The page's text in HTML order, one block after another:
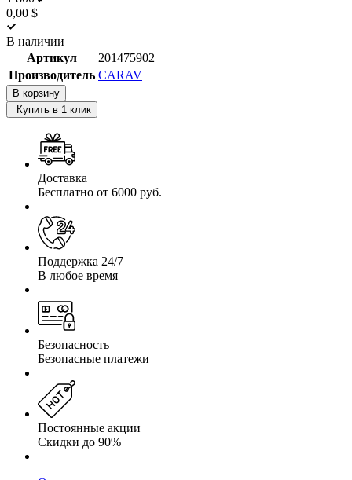
0,00 $
В наличии
Артикул
201475902
Производитель CARAV
В корзину
Купить в 1 клик
Доставка
Бесплатно от 6000 руб.
Поддержка 24/7
В любое время
Безопасность
Безопасные платежи
Постоянные акции
Скидки до 90%